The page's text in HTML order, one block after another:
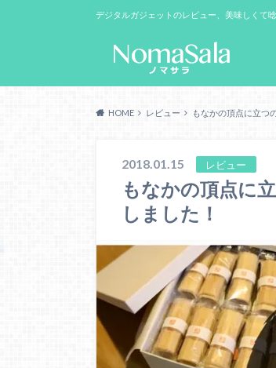
デジタルガジェットのレビュー、美味しくて
HOME レビュー もなかの頂点に立つ
2018.01.15 レビュー
もなかの頂点に
しました！